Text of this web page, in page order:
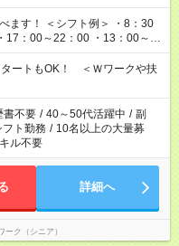
17：00～22：00 ・13：00～
ートもOK！ ＜Ｗワークや扶
書不要 / 40～50代活躍中 / 副
フト勤務 / 10名以上の大量募
ル不要
詳細へ
ーク（シニア）